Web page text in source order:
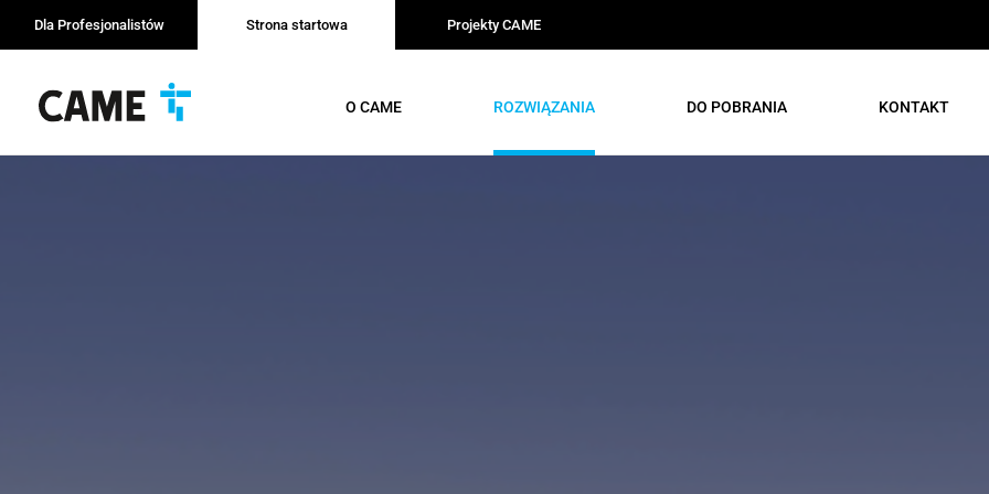
Dla Profesjonalistów Strona startowa Projekty CAME
O CAME ROZWIĄZANIA DO POBRANIA KONTAKT